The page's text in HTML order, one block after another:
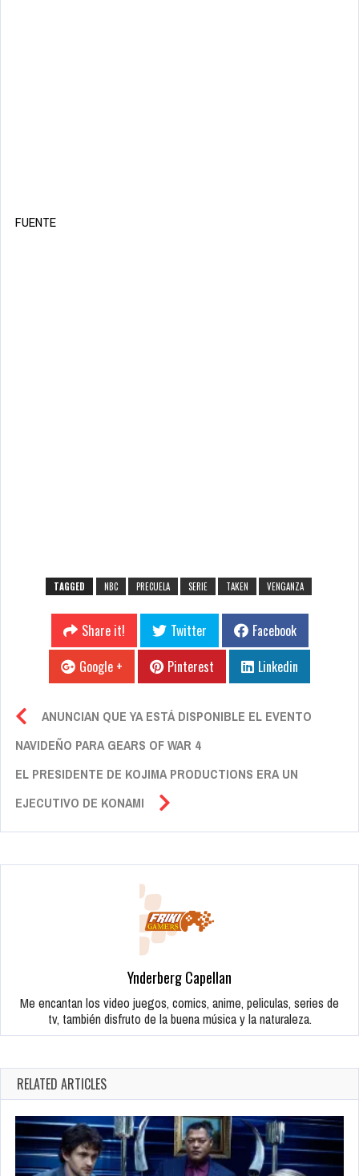
FUENTE
TAGGED NBC PRECUELA SERIE TAKEN VENGANZA
Share it! Twitter
Facebook
Google +
Pinterest Linkedin
ANUNCIAN QUE YA ESTÁ DISPONIBLE EL EVENTO
NAVIDEÑO PARA GEARS OF WAR 4
EL PRESIDENTE DE KOJIMA PRODUCTIONS ERA UN
EJECUTIVO DE KONAMI
Ynderberg Capellan
Me encantan los video juegos, comics, anime, peliculas, series de
tv, también disfruto de la buena música y la naturaleza.
RELATED ARTICLES